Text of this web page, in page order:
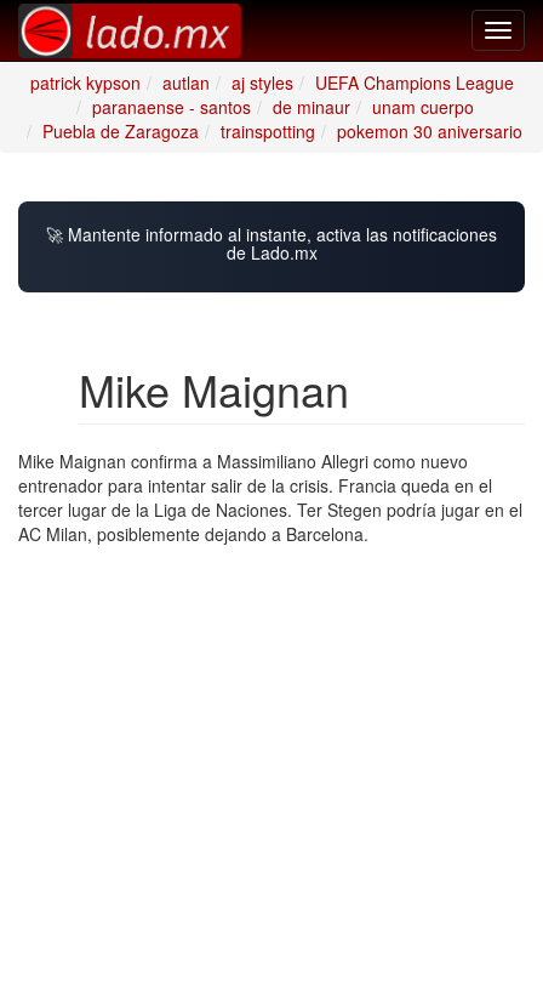
patrick kypson
autlan aj styles
UEFA Champions League
paranaense - santos
de minaur
unam cuerpo
Puebla de Zaragoza
trainspotting pokemon 30 aniversario
🚀 Mantente informado al instante, activa las notificaciones
de Lado.mx
Mike Maignan
Mike Maignan confirma a Massimiliano Allegri como nuevo
entrenador para intentar salir de la crisis. Francia queda en el
tercer lugar de la Liga de Naciones. Ter Stegen podría jugar en el
AC Milan, posiblemente dejando a Barcelona.